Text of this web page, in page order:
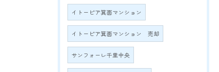
イトーピア箕面マンション
イトーピア箕面マンション 売却
サンフォーレ千里中央